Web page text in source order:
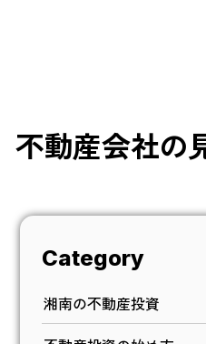
動産会社の
Category
湘南の不動産投資